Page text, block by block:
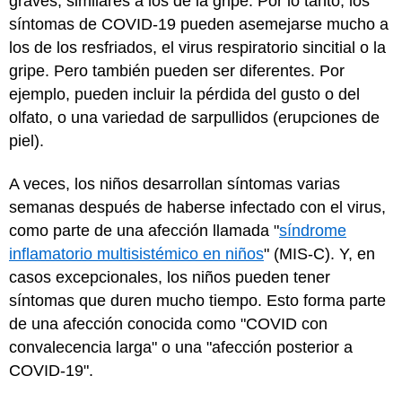
síntomas de COVID-19 pueden asemejarse mucho a
los de los resfriados, el virus respiratorio sincitial o la
gripe. Pero también pueden ser diferentes. Por
ejemplo, pueden incluir la pérdida del gusto o del
olfato, o una variedad de sarpullidos (erupciones de
piel).
A veces, los niños desarrollan síntomas varias
semanas después de haberse infectado con el virus,
como parte de una afección llamada "síndrome
inflamatorio multisistémico en niños" (MIS-C). Y, en
casos excepcionales, los niños pueden tener
síntomas que duren mucho tiempo. Esto forma parte
de una afección conocida como "COVID con
convalecencia larga" o una "afección posterior a
COVID-19".